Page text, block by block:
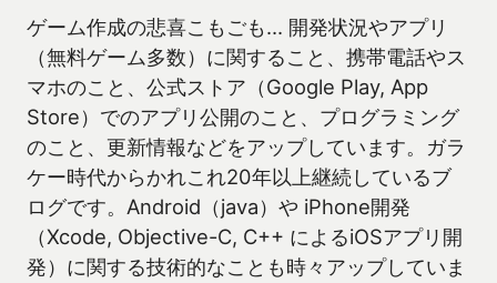
ゲーム作成の悲喜こもごも… 開発状況やアプリ
（無料ゲーム多数）に関すること、携帯電話やス
マホのこと、公式ストア（Google Play, App
Store）でのアプリ公開のこと、プログラミング
のこと、更新情報などをアップしています。ガラ
ケー時代からかれこれ20年以上継続しているブ
ログです。Android（java）や iPhone開発
（Xcode, Objective-C, C++ によるiOSアプリ開
発）に関する技術的なことも時々アップしていま